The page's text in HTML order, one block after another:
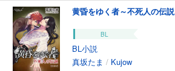
黄昏をゆく者～不死人の伝説
BL
BL小説
真坂たま / Kujow